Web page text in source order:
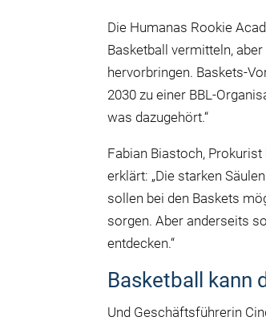
Die Humanas Rookie
Basketball vermitteln,
hervorbringen. Baskets-
2030 zu einer BBL-
was dazugehört.“
Fabian Biastoch,
erklärt: „Die starken
sollen bei den Baskets
sorgen. Aber anderseits
entdecken.“
Basketball kann
Und Geschäftsführerin